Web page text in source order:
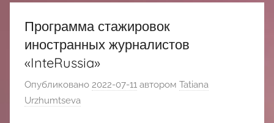
俄
罗
斯
文
ПЕКИНЕ
Программа стажировок
иностранных журналистов
«InteRussia»
Опубликовано 2022-07-11 автором Tatiana
Urzhumtseva